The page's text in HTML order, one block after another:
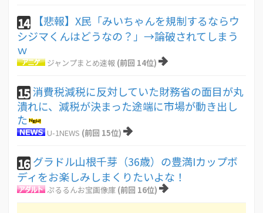
14
【悲報】X民「みいちゃんを規制するならウ
シジマくんはどうなの？」→論破されてしまう
ｗ
ジャンプまとめ速報 (前回 14位)
15消費税減税に反対していた財務省の面目が丸
潰れに、減税が決まった途端に市場が動き出し
た
U-1NEWS (前回 15位)
16 グラドル山根千芽（36歳）の豊満Iカップボ
ディをお楽しみしまくりたいよな！
ぷるるんお宝画像庫 (前回 16位)